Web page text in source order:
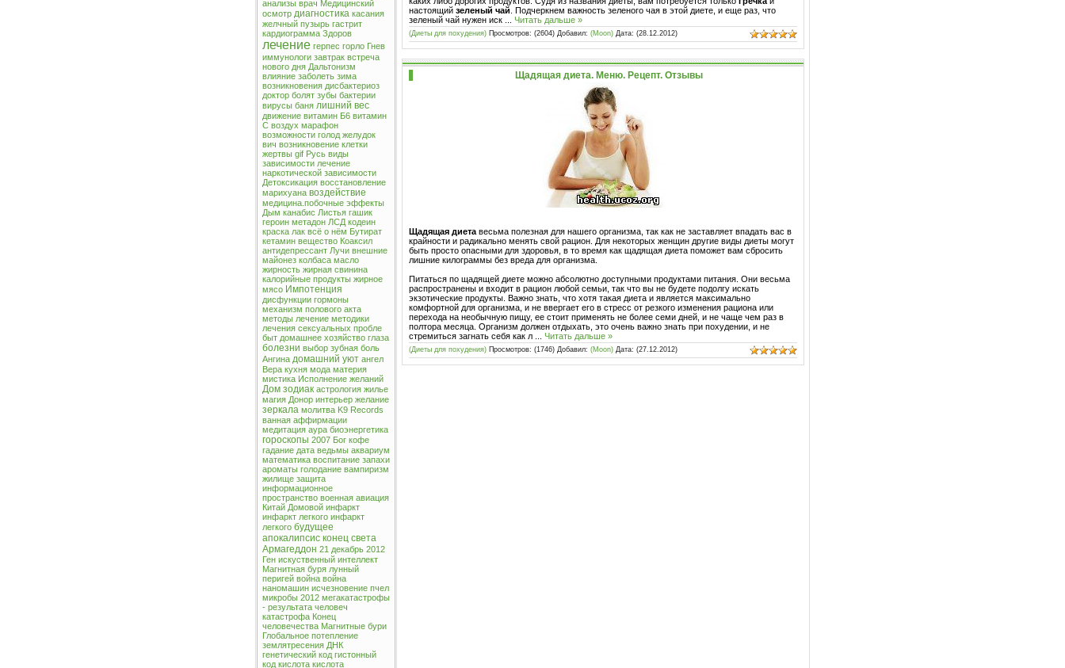
анализы врач Медицинский
осмотр диагностика касания
желчный пузырь гастрит
кардиограмма Здоров
лечение герпес горло Гнев
иммунологи завтрак встреча
нового дня Дальтонизм
влияние заболеть зима
возникновения дисбактериоз
доктор болят зубы бактерии
вирусы баня лишний вес
движение витамин Б6 витамин
С воздух марафон
возможности голод желудок
вич возникновение клетки
жертвы gif Русь виды
зависимости лечение
наркотической зависимости
Детоксикация восстановление
марихуана воздействие
медицина.побочные эффекты
Дым канабис Листья гашик
героин метадон ЛСД кодеин
краска лак всё о нём Бутират
кетамин вещество Коаксил
антидепрессант Лучи внешние
майонез колбаса масло
жирность жирная свинина
калорийные продукты жирное
мясо Импотенция
дисфункции гормоны
механизм полового акта
методы лечение методики
лечения сексуальных пробле
быт домашнее хозяйство глаза
болезни выбор зубная боль
Ангина домашний уют ангел
Вера кухня мода материя
мистика Исполнение желаний
Дом зодиак астрология жилье
магия Донор интерьер желание
зеркала молитва K9 Records
ванная аффирмации
медитация аура биоэнергетика
гороскопы 2007 Бог кофе
гадание дата ведьмы аквариум
математика воспитание запахи
ароматы голодание вампиризм
жилище защита
информационное
пространство военная авиация
Китай Домовой инфаркт
инфаркт легкого инфаркт
легкого будущее
апокалипсис конец света
Армагеддон 21 декабрь 2012
Ген искуственный интеллект
Магнитная буря лунный
перигей война война
наномашин исчезновение пчел
микробы 2012 мегакатастрофы
- результата человеч
катастрофа Конец
человечества Магнитные бури
Глобальное потепление
землятресения ДНК
генетический код гистонный
код кислота кислота
настоящий зеленый чай . Подчеркнем важность зеленого чая в этой диете, и еще раз, что
зеленый чай нужен иск
Читать дальше »
(Диеты для похудения) Просмотров: (2604) Добавил: (Moon) Дата: (28.12.2012)
Щадящая диета. Меню. Рецепт. Отзывы
Щадящая диета весьма полезная для нашего организма, так как не заставляет впадать вас в
крайности и радикально менять свой рацион. Для некоторых женщин другие виды диеты могут
быть просто опасными для здоровья, в то время как щадящая диета поможет вам сбросить
лишние килограммы без вреда для организма.
Питаться по щадящей диете можно абсолютно доступными продуктами питания. Они весьма
распространены и входит в рацион любой семьи, так что вы не будете подолгу искать
экзотические продукты. Важно знать, что хотя такая диета и является максимально
комфортной для организма, и не ввергает его в стресс от резкого изменения рациона или
перехода на необычную пищу, ее стоит применять не более семи дней, и не чаще чем раз в
полтора месяца. Организм должен отдыхать, это очень важно знать при похудении, и не
стремиться загнать себя как л
Читать дальше »
(Диеты для похудения) Просмотров: (1746) Добавил: (Moon) Дата: (27.12.2012)